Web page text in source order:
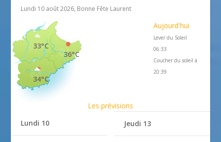
Lundi 10 août 2026, Bonne Fête Laurent
36°C
33°C
34°C
Aujourd'hui
Lever du Soleil
06:33
Coucher du soleil à
20:39
Les prévisions
Lundi 10
Jeudi 13